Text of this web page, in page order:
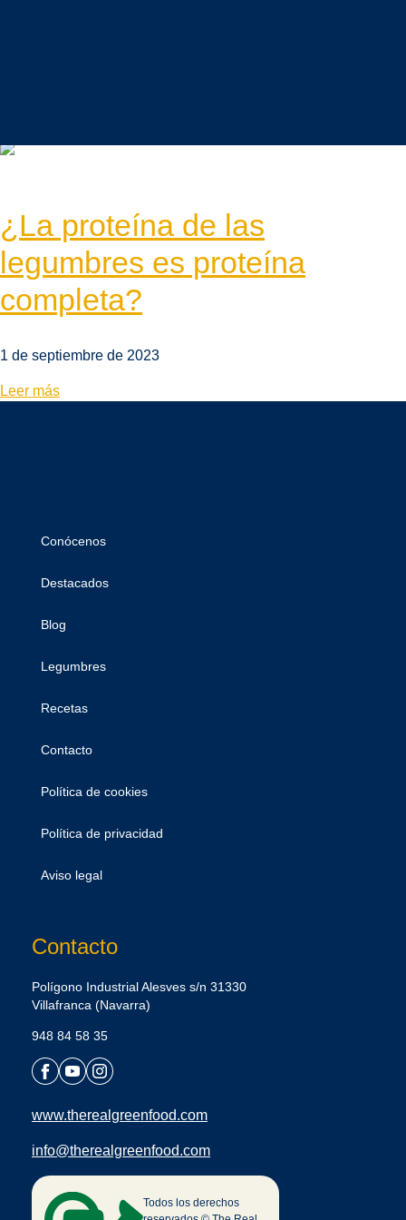
¿La proteína de las
legumbres es proteína
completa?
1 de septiembre de 2023
Leer más
Conócenos
Destacados
Blog
Legumbres
Recetas
Contacto
Política de cookies
Política de privacidad
Aviso legal
Contacto
Polígono Industrial Alesves s/n 31330
Villafranca (Navarra)
948 84 58 35
www.therealgreenfood.com
info@therealgreenfood.com
Todos los derechos